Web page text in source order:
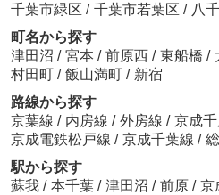
千葉市緑区 / 千葉市若葉区 / 八
町名から探す
津田沼 / 宮本 / 前原西 / 東船橋 /
村田町 / 飯山満町 / 新宿
路線から探す
京葉線 / 内房線 / 外房線 / 京成
京成電鉄松戸線 / 京成千葉線 /
駅から探す
蘇我 / 本千葉 / 津田沼 / 前原 / 京